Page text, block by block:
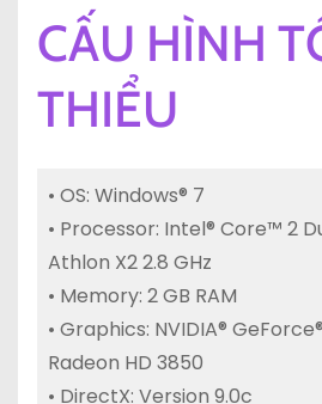
CẤU HÌNH
THIỂU
• OS: Windows® 7
• Processor: Intel® Core™ 2
Athlon X2 2.8 GHz
• Memory: 2 GB RAM
• Graphics: NVIDIA®
Radeon HD 3850
• DirectX: Version 9.0c